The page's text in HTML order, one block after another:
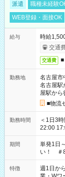
派遣 職種未経験
WEB登録・面接OK
給与
時給
交通
交通費 ■
勤務地
名古屋市
名古屋駅
屋駅から
■物流
勤務時間
＜1日3時間～OK！＞ ▼
22:00 17:00～22:00 な
ださい！
期間
単発1日
い！ ＃
特徴 週1日か